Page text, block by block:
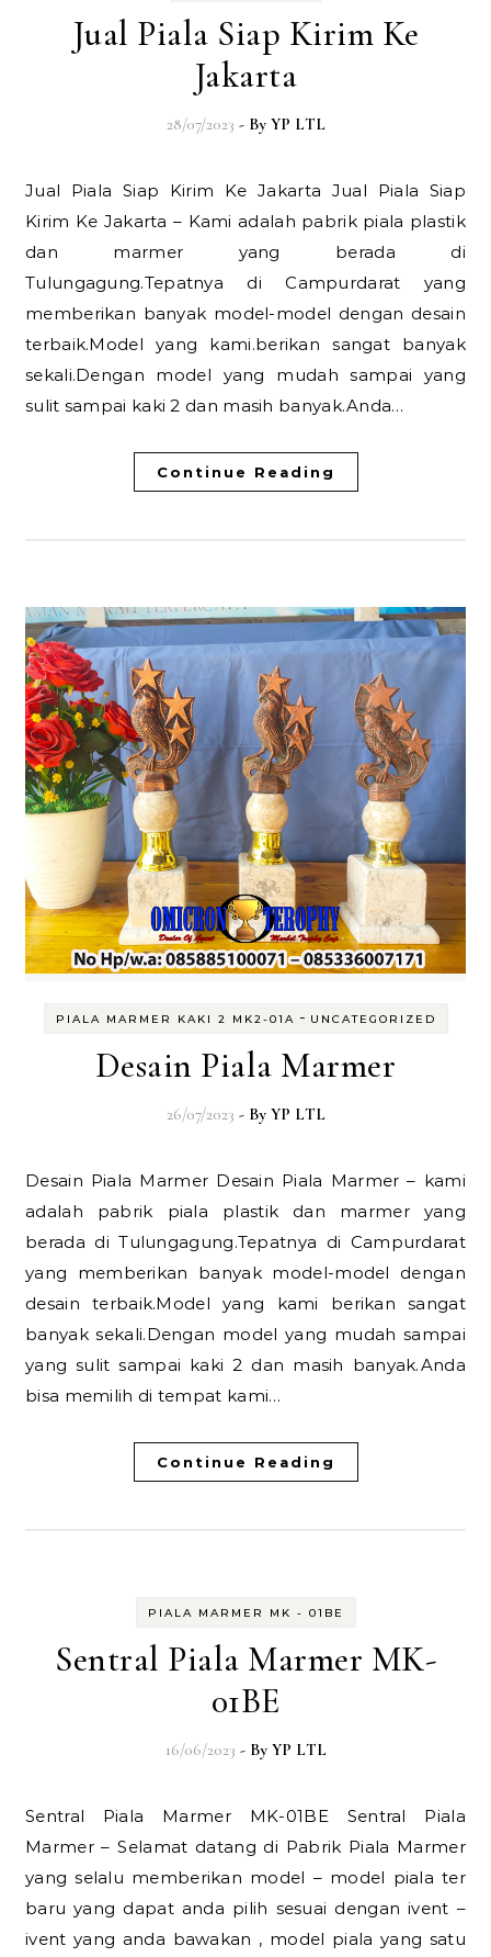
Jual Piala Siap Kirim Ke
Jakarta
28/07/2023 - By YP LTL
Jual Piala Siap Kirim Ke Jakarta Jual Piala Siap
Kirim Ke Jakarta – Kami adalah pabrik piala plastik
dan marmer yang berada di
Tulungagung.Tepatnya di Campurdarat yang
memberikan banyak model-model dengan desain
terbaik.Model yang kami.berikan sangat banyak
sekali.Dengan model yang mudah sampai yang
sulit sampai kaki 2 dan masih banyak.Anda…
Continue Reading
PIALA MARMER KAKI 2 MK2-01A - UNCATEGORIZED
Desain Piala Marmer
26/07/2023 - By YP LTL
Desain Piala Marmer Desain Piala Marmer – kami
adalah pabrik piala plastik dan marmer yang
berada di Tulungagung.Tepatnya di Campurdarat
yang memberikan banyak model-model dengan
desain terbaik.Model yang kami berikan sangat
banyak sekali.Dengan model yang mudah sampai
yang sulit sampai kaki 2 dan masih banyak.Anda
bisa memilih di tempat kami…
Continue Reading
PIALA MARMER MK - 01BE
Sentral Piala Marmer MK-
01BE
16/06/2023 - By YP LTL
Sentral Piala Marmer MK-01BE Sentral Piala
Marmer – Selamat datang di Pabrik Piala Marmer
yang selalu memberikan model – model piala ter
baru yang dapat anda pilih sesuai dengan ivent –
ivent yang anda bawakan , model piala yang satu